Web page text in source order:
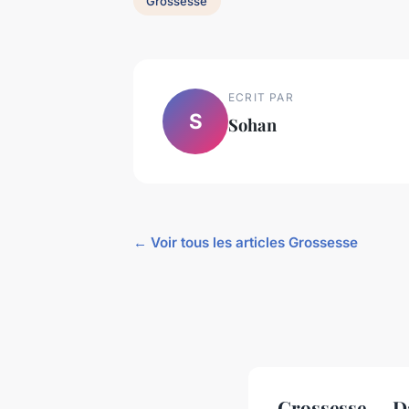
S
ECRIT PAR
Sohan
← Voir tous les articles Grossesse